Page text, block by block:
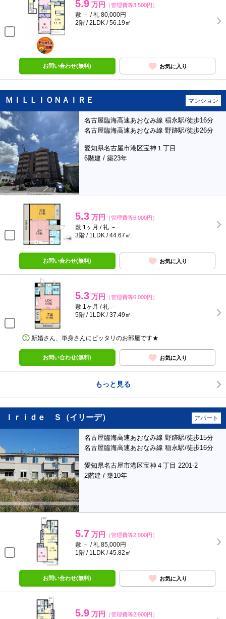
5.9 万円 （管理費等3,500円）
敷 － / 礼 80,000円
2階 / 2LDK / 56.19㎡
ポンタ
部屋
お問い合わせ(無料) お気に入り
ＭＩＬＬＩＯＮＡＩＲＥ マンション
名古屋臨海高速あおなみ線 稲永駅/徒歩16分
名古屋臨海高速あおなみ線 野跡駅/徒歩26分
愛知県名古屋市港区宝神１丁目
6階建 / 築23年
5.3 万円 （管理費等6,000円）
敷 1ヶ月 / 礼 －
3階 / 1LDK / 44.67㎡
お問い合わせ(無料) お気に入り
5.3 万円 （管理費等6,000円）
敷 1ヶ月 / 礼 －
5階 / 1LDK / 37.49㎡
新婚さん、単身さんにピッタリのお部屋です★
お問い合わせ(無料) お気に入り
もっと見る
Ｉｒｉｄｅ Ｓ（イリーデ） アパート
名古屋臨海高速あおなみ線 野跡駅/徒歩15分
名古屋臨海高速あおなみ線 稲永駅/徒歩16分
愛知県名古屋市港区宝神４丁目 2201-2
2階建 / 築10年
5.7 万円 （管理費等2,900円）
敷 － / 礼 85,000円
1階 / 1LDK / 45.82㎡
お問い合わせ(無料) お気に入り
5.9 万円 （管理費等2,900円）